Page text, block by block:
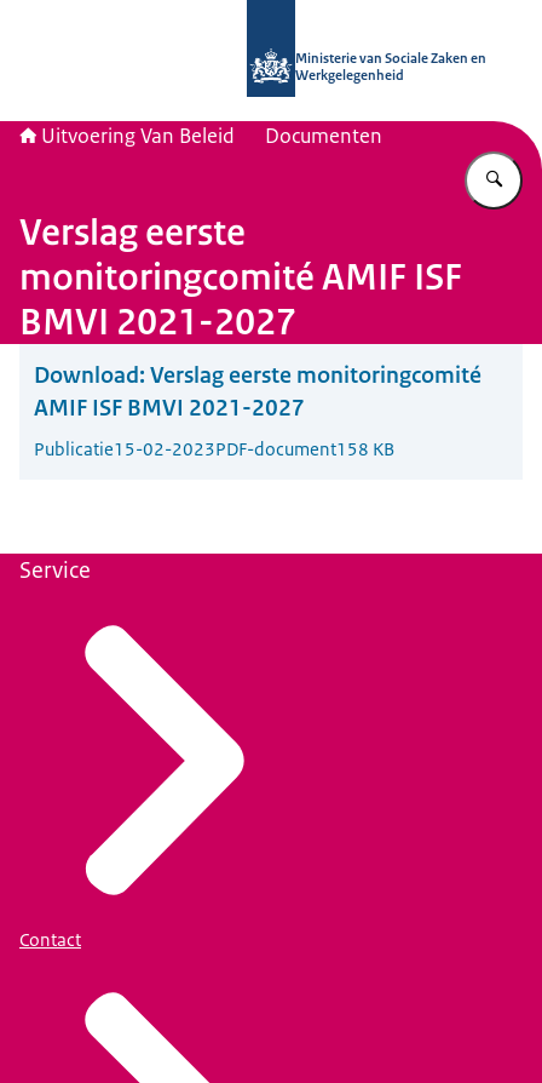
Ministerie van Sociale Zaken en
Werkgelegenheid
Uitvoering Van Beleid Documenten
Verslag eerste
monitoringcomité AMIF ISF
BMVI 2021-2027
Download: Verslag eerste monitoringcomité
AMIF ISF BMVI 2021-2027
Publicatie15-02-2023PDF-document158 KB
Service
Contact